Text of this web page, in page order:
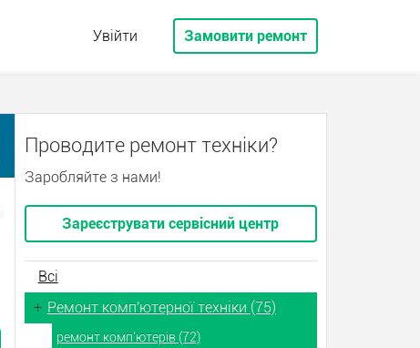
Увійти Замовити ремонт
Проводите ремонт техніки?
Заробляйте з нами!
Зареєструвати сервісний центр
Всі
+ Ремонт комп'ютерної техніки (75)
ремонт комп'ютерів (72)